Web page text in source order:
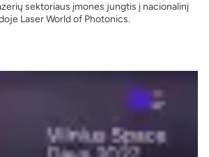
sektoriaus įmones jungtis į nacionalinį
Laser World of Photonics.